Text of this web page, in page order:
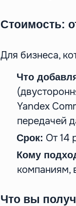
Стоимость:
Для бизнеса,
Что
Yandex
передачей
Срок: От 14
Кому
компаниям,
Что вы